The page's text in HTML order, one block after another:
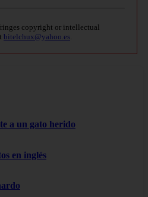
copyright or intellectual
bitelchux@yahoo.es
a un gato herido
en inglés